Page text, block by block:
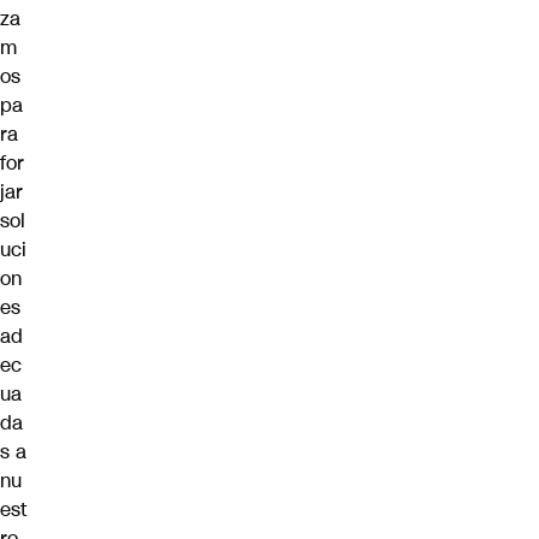
za
m
os
pa
ra
for
jar
sol
uci
on
es
ad
ec
ua
da
s a
nu
est